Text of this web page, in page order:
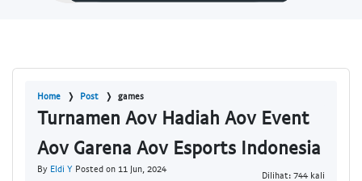
Home Post games
Turnamen Aov Hadiah Aov Event
Aov Garena Aov Esports Indonesia
By Eldi Y Posted on 11 Jun, 2024
Dilihat: 744 kali